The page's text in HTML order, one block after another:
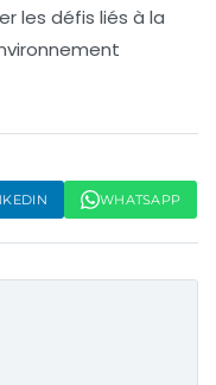
les défis liés à la
WHATSAPP